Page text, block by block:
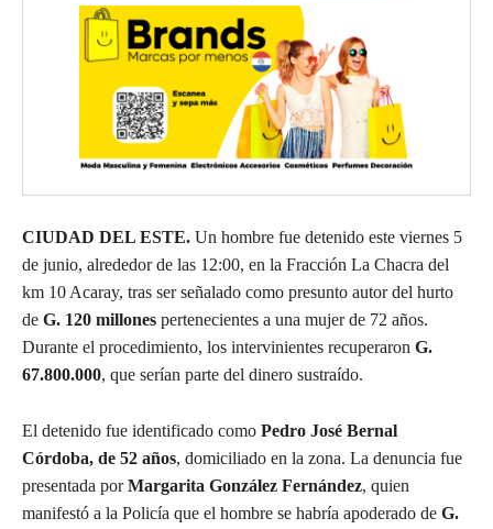
CIUDAD DEL ESTE. Un hombre fue detenido este viernes 5
de junio, alrededor de las 12:00, en la Fracción La Chacra del
km 10 Acaray, tras ser señalado como presunto autor del hurto
de G. 120 millones pertenecientes a una mujer de 72 años.
Durante el procedimiento, los intervinientes recuperaron G.
67.800.000, que serían parte del dinero sustraído.
El detenido fue identificado como Pedro José Bernal
Córdoba, de 52 años, domiciliado en la zona. La denuncia fue
presentada porMargarita González Fernández, quien
manifestó a la Policía que el hombre se habría apoderado de G.